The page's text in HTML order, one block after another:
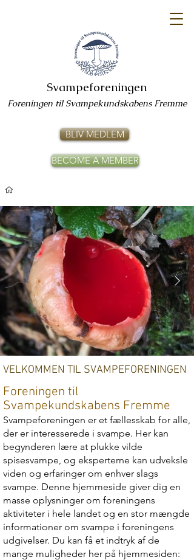
Svampeforeningen
Foreningen til Svampekundskabens Fremme
BLIV MEDLEM
BECOME A MEMBER
VELKOMMEN TIL SVAMPEFORENINGEN
Foreningen til
Svampekundskabens Fremme
Svampeforeningen er et fællesskab for alle,
der er interesserede i svampe. Her kan
begynderen lære at plukke vilde
spisesvampe, og eksperterne kan udveksle
viden og erfaringer om enhver slags
svampe. Denne hjemmeside giver dig en
masse oplysninger om foreningens
aktiviteter i hele landet og en stor mængde
informationer om svampe i foreningens
udgivelser. Du kan få et indtryk af de
mange muligheder her på hjemmesiden: